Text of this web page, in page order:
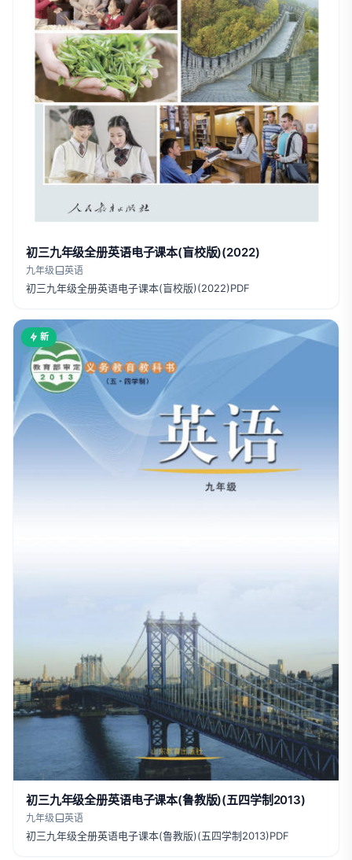
初三九年级全册英语电子课本(盲校版)(2022)
九年级 英语
初三九年级全册英语电子课本(盲校版)(2022)PDF
新
初三九年级全册英语电子课本(鲁教版)(五四学制2013)
九年级 英语
初三九年级全册英语电子课本(鲁教版)(五四学制2013)PDF